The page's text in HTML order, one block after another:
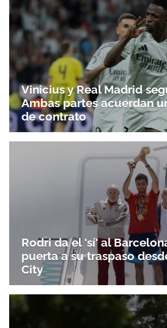
Vinicius y Real Madrid
Ambas partes acuerdan
de contrato
Rodri da el 'sí' al
puerta a su traspaso
City